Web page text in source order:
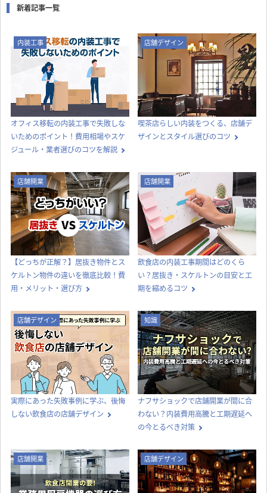
新着記事一覧
内装工事
オフィス移転の内装工事で失敗しな
いためのポイント！費用相場やスケ
ジュール・業者選びのコツを解説
店舗デザイン
喫茶店らしい内装をつくる、店舗デ
ザインとスタイル選びのコツ
店舗開業
【どっちが正解？】居抜き物件とス
ケルトン物件の違いを徹底比較！費
用・メリット・選び方
店舗開業
飲食店の内装工事期間はどのくら
い？居抜き・スケルトンの目安と工
期を縮めるコツ
店舗デザイン
実際にあった失敗事例に学ぶ、後悔
しない飲食店の店舗デザイン
知識
ナフサショックで店舗開業が間に合
わない？内装費用高騰と工期遅延へ
の今とるべき対策
店舗開業 店舗デザイン